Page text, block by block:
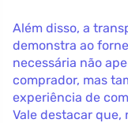
Além disso, a
demonstra ao
necessária não
comprador, mas
experiência de
Vale destacar que,